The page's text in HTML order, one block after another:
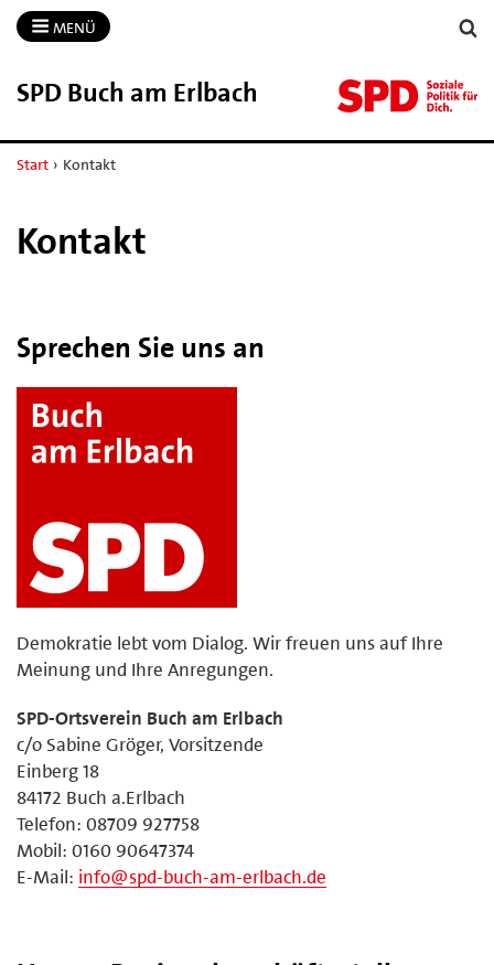
MENÜ
SPD Buch am Erlbach
Start › Kontakt
Kontakt
Sprechen Sie uns an
Demokratie lebt vom Dialog. Wir freuen uns auf Ihre
Meinung und Ihre Anregungen.
SPD-Ortsverein Buch am Erlbach
c/o Sabine Gröger, Vorsitzende
Einberg 18
84172 Buch a.Erlbach
Telefon: 08709 927758
Mobil: 0160 90647374
E-Mail: info@spd-buch-am-erlbach.de